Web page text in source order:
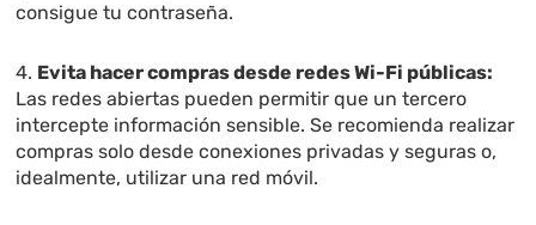
consigue tu contraseña.
4. Evita hacer compras desde redes Wi-Fi públicas:
Las redes abiertas pueden permitir que un tercero
intercepte información sensible. Se recomienda realizar
compras solo desde conexiones privadas y seguras o,
idealmente, utilizar una red móvil.